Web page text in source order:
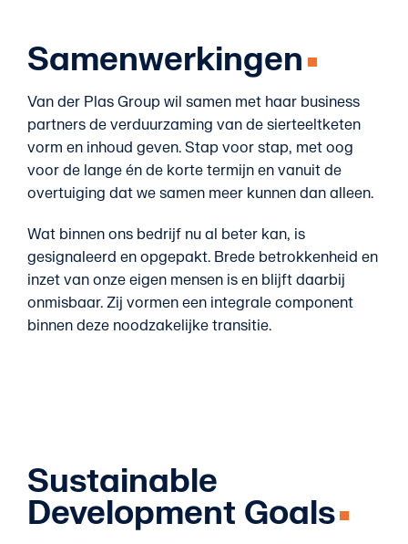
Samenwerkingen
Van der Plas Group wil samen met haar business
partners de verduurzaming van de sierteeltketen
vorm en inhoud geven. Stap voor stap, met oog
voor de lange én de korte termijn en vanuit de
overtuiging dat we samen meer kunnen dan alleen.
Wat binnen ons bedrijf nu al beter kan, is
gesignaleerd en opgepakt. Brede betrokkenheid en
inzet van onze eigen mensen is en blijft daarbij
onmisbaar. Zij vormen een integrale component
binnen deze noodzakelijke transitie.
Sustainable
Development Goals